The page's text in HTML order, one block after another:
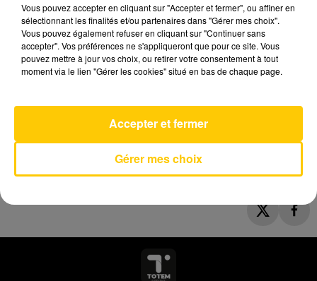
CHRISTOPHE WILLEM
AVEYRON NORD
Vous pouvez accepter en cliquant sur "Accepter et fermer", ou affiner en
sélectionnant les finalités et/ou partenaires dans "Gérer mes choix".
Vous pouvez également refuser en cliquant sur "Continuer sans
accepter". Vos préférences ne s'appliqueront que pour ce site. Vous
pouvez mettre à jour vos choix, ou retirer votre consentement à tout
moment via le lien "Gérer les cookies" situé en bas de chaque page.
Gérer mes choix
Accepter et fermer